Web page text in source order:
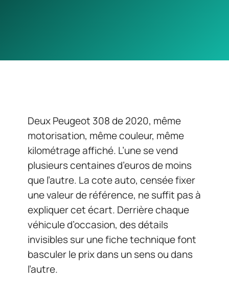
Deux Peugeot 308 de 2020, même
motorisation, même couleur, même
kilométrage affiché. L’une se vend
plusieurs centaines d’euros de moins
que l’autre. La cote auto, censée fixer
une valeur de référence, ne suffit pas à
expliquer cet écart. Derrière chaque
véhicule d’occasion, des détails
invisibles sur une fiche technique font
basculer le prix dans un sens ou dans
l’autre.